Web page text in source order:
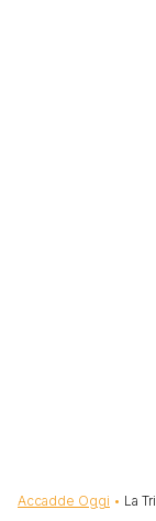
Briciole di
Accadde Oggi La